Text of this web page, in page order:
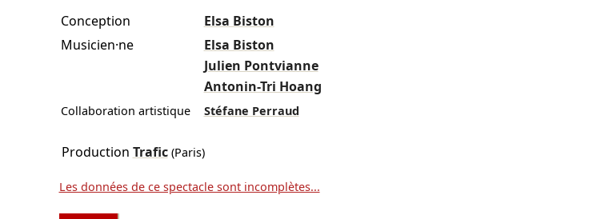
Conception
Elsa Biston
Musicien·ne
Elsa Biston
Julien Pontvianne
Antonin-Tri Hoang
Collaboration artistique Stéfane Perraud
Production Trafic(Paris)
Les données de ce spectacle sont incomplètes...